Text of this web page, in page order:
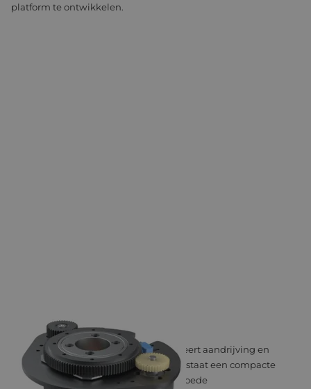
platform te ontwikkelen.
MSS STEERING WHEEL
De MSS Steering Wheel-serie combineert aandrijving en
besturing in één module. Hierdoor ontstaat een compacte
oplossing met hoge stuurprecisie en goede